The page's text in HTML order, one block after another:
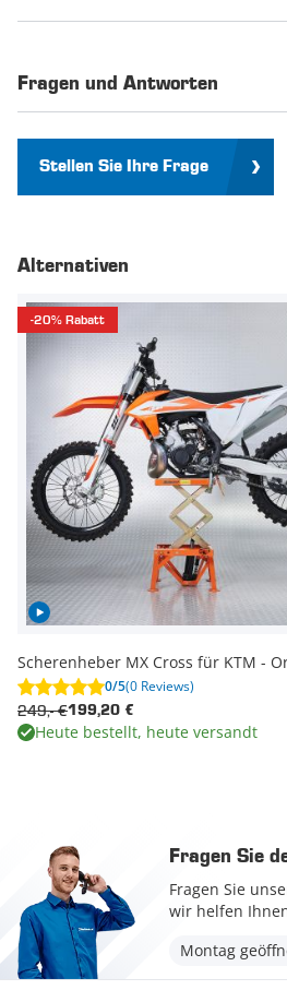
Fragen und Antworten
Stellen Sie Ihre Frage
Alternativen
-20% Rabatt
Scherenheber MX Cross für KTM -
0/5(0 Reviews)
199,20 €
249,- €
Heute bestellt, heute versandt
Fragen Sie
Fragen Sie
wir helfen
Montag